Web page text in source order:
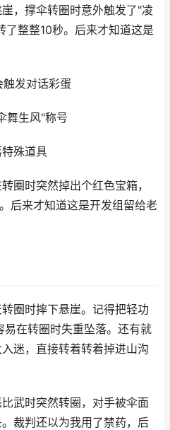
，撑伞转圈时意外触发了"凌
了整整10秒。后来才知道这是
发对话彩蛋
舞生风"称号
殊道具
圈时突然掉出个红色宝箱，
后来才知道这是开发组留给老
圈时摔下悬崖。记得把轻功
在转圈时失重坠落。还有就
迷，直接转着转着掉进山沟
武时突然转圈，对手被伞面
裁判还以为我用了禁药，后